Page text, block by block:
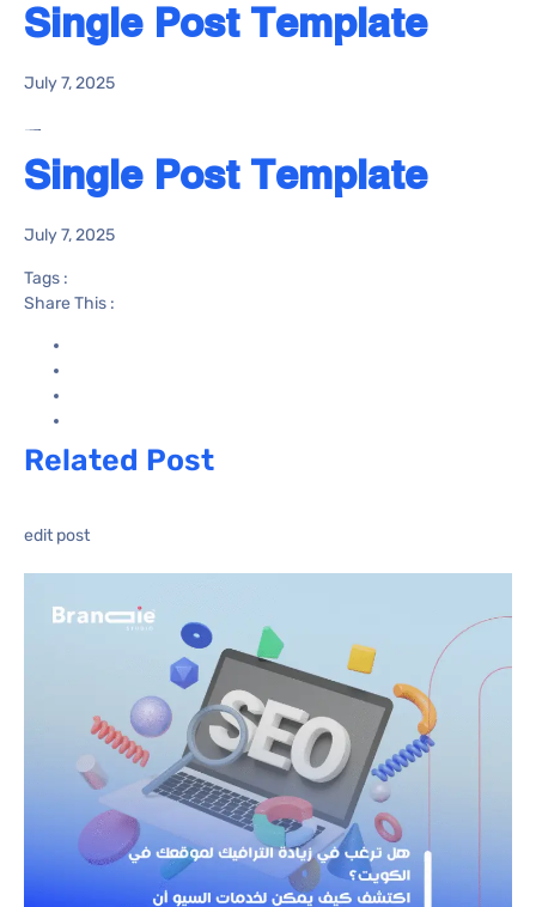
Single Post Template
July 7, 2025
Single Post Template
July 7, 2025
Tags :
Share This :
Related Post
edit post